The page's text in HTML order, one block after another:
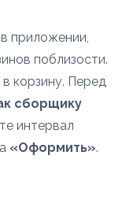
приложении,
поблизости.
корзину. Перед
сборщику
интервал
«Оформить».